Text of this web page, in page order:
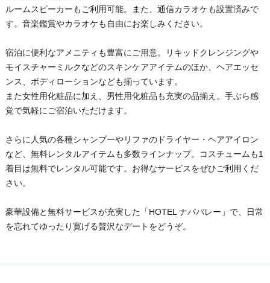
ルームスピーカーもご利用可能。また、通信カラオケも設置済みで
す。音楽鑑賞やカラオケも自由にお楽しみください。
宿泊に便利なアメニティも豊富にご用意。リキッドクレンジングや
モイスチャーミルクなどのスキンケアアイテムのほか、ヘアエッセ
ンス、ボディローションなども揃っています。
また女性用化粧品に加え、男性用化粧品も充実の品揃え。手ぶら感
覚で気軽にご宿泊いただけます。
さらに人気の各種シャンプーやリファのドライヤー・ヘアアイロン
など、無料レンタルアイテムも多数ラインナップ。コスチュームも1
着目は無料でレンタル可能です。お得なサービスをぜひご利用くだ
さい。
豪華設備と無料サービスが充実した「HOTEL ナパバレー」で、日常
を忘れてゆったり寛げる贅沢なデートをどうぞ。